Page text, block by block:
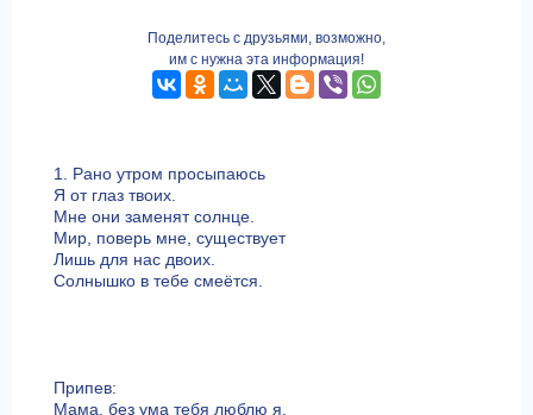
Поделитесь с друзьями, возможно,
им с нужна эта информация!
1. Рано утром просыпаюсь
Я от глаз твоих.
Мне они заменят солнце.
Мир, поверь мне, существует
Лишь для нас двоих.
Солнышко в тебе смеётся.
Припев:
Мама, без ума тебя люблю я,